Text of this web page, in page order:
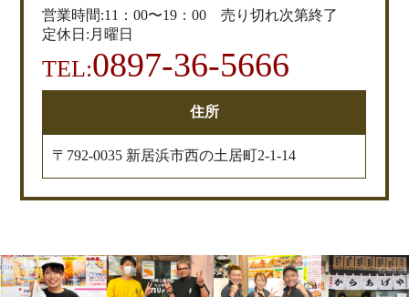
営業時間:11：00〜19：00 売り切れ次第終了
定休日:月曜日
TEL:0897-36-5666
住所
〒792-0035 新居浜市西の土居町2-1-14